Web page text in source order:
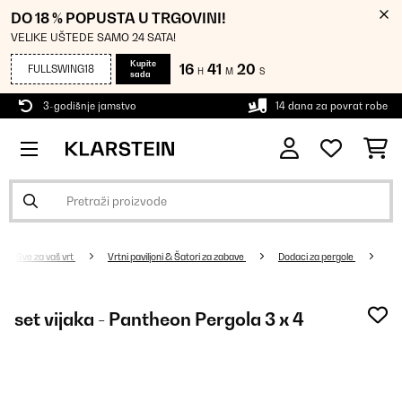
DO 18 % POPUSTA U TRGOVINI!
VELIKE UŠTEDE SAMO 24 SATA!
FULLSWING18
Kupite
sada
16 H 41 M 20 S
3-godišnje jamstvo 14 dana za povrat robe
Sve za vaš vrt Vrtni paviljoni & Šatori za zabave Dodaci za pergole
set vijaka - Pantheon Pergola 3 x 4